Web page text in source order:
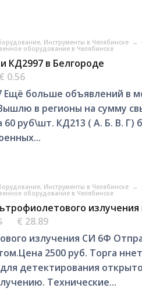
Инструменты в Челябинске →
оборудование в Челябинске
КД2997 в Белгороде
€ 0.56
Ещё больше объявлений в
в регионы на сумму
руб\шт. КД213 ( А. Б. В. Г)
Инструменты в Челябинске →
оборудование в Челябинске
излучения
€ 28.89
излучения СИ 6Ф
2500 руб. Торга
детектирования
Технические...